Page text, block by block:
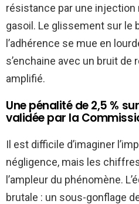
résistance par une injection
gasoil. Le glissement sur le
l’adhérence se mue en
s’enchaine avec un bruit
amplifié.
Une pénalité de 2,5 %
validée par la
Il est difficile d’imaginer
négligence, mais les
l’ampleur du phénomène.
brutale : un sous-gonflage